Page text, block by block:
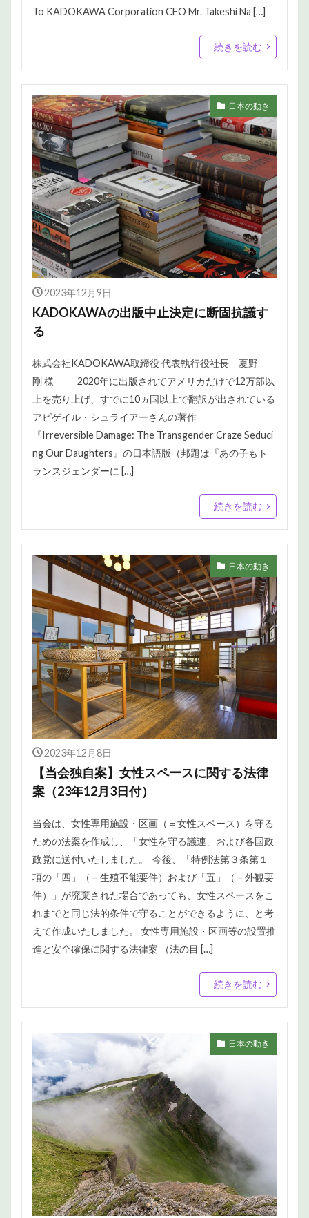
To KADOKAWA Corporation CEO Mr. Takeshi Na […]
続きを読む
日本の動き
2023年12月9日
KADOKAWAの出版中止決定に断固抗議す
る
株式会社KADOKAWA取締役 代表執行役社長 夏野
剛 様 2020年に出版されてアメリカだけで12万部以
上を売り上げ、すでに10ヵ国以上で翻訳が出されている
アビゲイル・シュライアーさんの著作
『Irreversible Damage: The Transgender Craze Seduci
ng Our Daughters』の日本語版（邦題は『あの子もト
ランスジェンダーに […]
続きを読む
日本の動き
2023年12月8日
【当会独自案】女性スペースに関する法律
案（23年12月3日付）
当会は、女性専用施設・区画（＝女性スペース）を守る
ための法案を作成し、「女性を守る議連」および各国政
政党に送付いたしました。 今後、「特例法第３条第１
項の「四」（＝生殖不能要件）および「五」（＝外観要
件）」が廃棄された場合であっても、女性スペースをこ
れまでと同じ法的条件で守ることができるように、と考
えて作成いたしました。 女性専用施設・区画等の設置推
進と安全確保に関する法律案 （法の目 […]
続きを読む
日本の動き